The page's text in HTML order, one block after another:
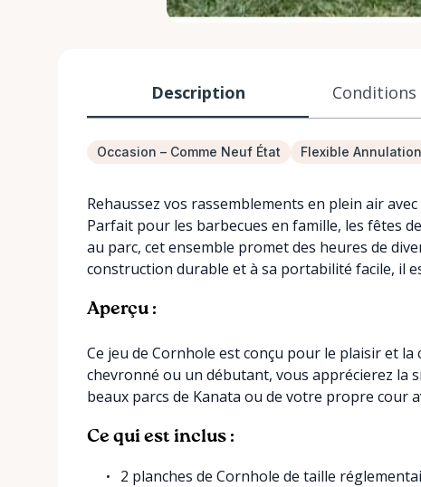
Description
Occasion – Comme Neuf État Flexible Annulation
Rehaussez vos rassemblements en plein air
Parfait pour les barbecues en famille, les fêtes
au parc, cet ensemble promet des heures de
construction durable et à sa portabilité facile, il
Aperçu :
Ce jeu de Cornhole est conçu pour le plaisir et
chevronné ou un débutant, vous apprécierez la
beaux parcs de Kanata ou de votre propre cour
Ce qui est inclus :
2 planches de Cornhole de taille